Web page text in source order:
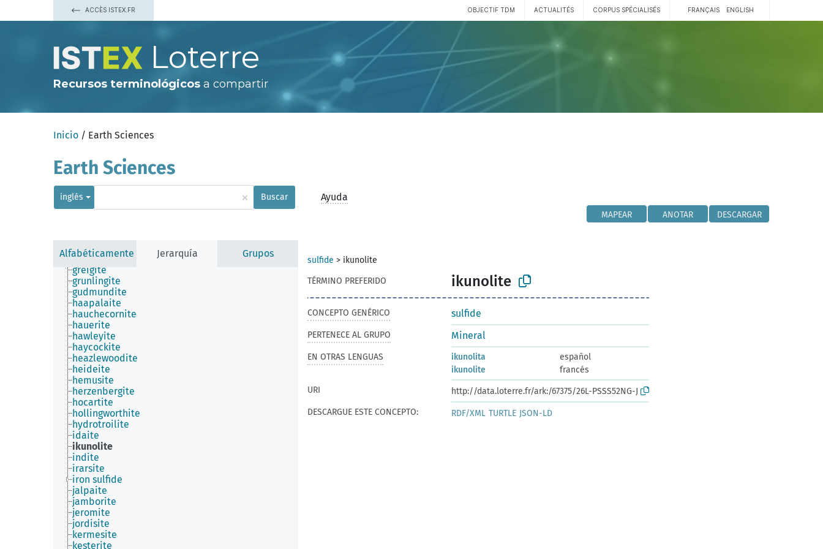
ACCÈS ISTEX.FR OBJECTIF TDM ACTUALITÉS CORPUS SPÉCIALISÉS FRANÇAIS ENGLISH
Loterre
Recursos terminológicos a compartir
Inicio / Earth Sciences
Earth Sciences
inglés × Buscar Ayuda
MAPEAR ANOTAR DESCARGAR
Alfabéticamente Jerarquía Grupos
cooperite
copper sulfide
csiklovaite
cubanite
daubreelite
digenite
djurleite
duranusite
erlichmanite
fukuchilite
galkhaite
gallite
godlevskite
greenockite
greigite
grunlingite
gudmundite
haapalaite
hauchecornite
hauerite
hawleyite
haycockite
heazlewoodite
heideite
hemusite
herzenbergite
hocartite
hollingworthite
hydrotroilite
idaite
ikunolite
indite
irarsite
iron sulfide
jalpaite
jamborite
jeromite
jordisite
kermesite
kesterite
sulfide > ikunolite
TÉRMINO PREFERIDO
ikunolite
CONCEPTO GENÉRICO sulfide
PERTENECE AL GRUPO Mineral
EN OTRAS LENGUAS ikunolita
español
ikunolite
francés
URI
http://data.loterre.fr/ark:/67375/26L-PSSS52NG-J
DESCARGUE ESTE CONCEPTO:
RDF/XML TURTLE JSON-LD